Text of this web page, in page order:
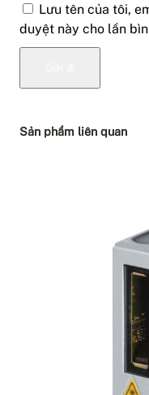
Lưu tên của tôi,
duyệt này cho lần
Sản phẩm liên quan